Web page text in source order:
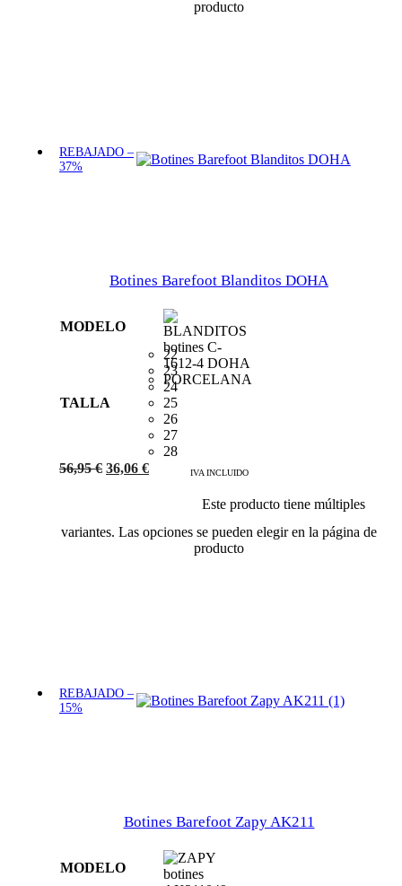
producto
REBAJADO –
37%
Botines Barefoot Blanditos DOHA
MODELO
TALLA
22
23
24
25
26
27
28
56,95€ 36,06 € IVA INCLUIDO
Este producto tiene múltiples
variantes. Las opciones se pueden elegir en la página de
producto
REBAJADO –
15%
Botines Barefoot Zapy AK211
MODELO